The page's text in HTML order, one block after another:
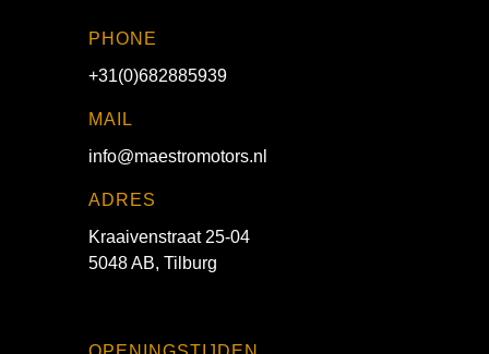
PHONE
+31(0)682885939
MAIL
info@maestromotors.nl
ADRES
Kraaivenstraat 25-04
5048 AB, Tilburg